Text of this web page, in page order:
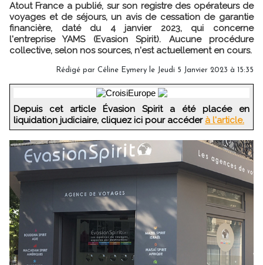
Atout France a publié, sur son registre des opérateurs de
voyages et de séjours, un avis de cessation de garantie
financière, daté du 4 janvier 2023, qui concerne
l'entreprise YAMS (Evasion Spirit). Aucune procédure
collective, selon nos sources, n'est actuellement en cours.
Rédigé par Céline Eymery le Jeudi 5 Janvier 2023 à 15:35
Depuis cet article Évasion Spirit a été placée en
liquidation judiciaire, cliquez ici pour accéder à l'article.